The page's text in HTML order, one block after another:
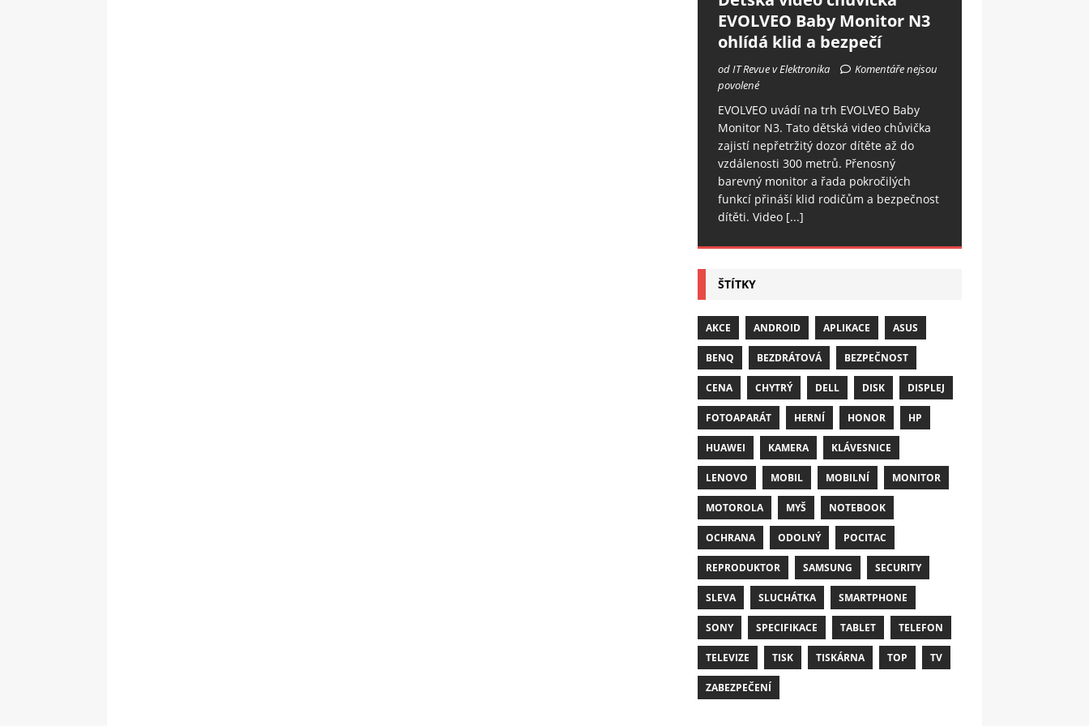
EVOLVEO Baby Monitor N3
ohlídá klid a bezpečí
od IT Revue v Elektronika
Komentáře nejsou
povolené
EVOLVEO uvádí na trh EVOLVEO Baby
Monitor N3. Tato dětská video chůvička
zajistí nepřetržitý dozor dítěte až do
vzdálenosti 300 metrů. Přenosný
barevný monitor a řada pokročilých
funkcí přináší klid rodičům a bezpečnost
dítěti. Video [...]
ŠTÍTKY
AKCE ANDROID APLIKACE ASUS
BENQ BEZDRÁTOVÁ BEZPEČNOST
CENA CHYTRÝ DELL DISK DISPLEJ
FOTOAPARÁT HERNÍ HONOR HP
HUAWEI KAMERA KLÁVESNICE
LENOVO MOBIL MOBILNÍ MONITOR
MOTOROLA MYŠ NOTEBOOK
OCHRANA ODOLNÝ POCITAC
REPRODUKTOR SAMSUNG SECURITY
SLEVA SLUCHÁTKA SMARTPHONE
SONY SPECIFIKACE TABLET TELEFON
TELEVIZE TISK TISKÁRNA TOP TV
ZABEZPEČENÍ